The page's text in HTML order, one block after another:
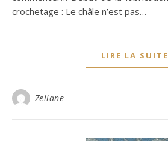
crochetage : Le châle n’est pas…
LIRE LA SUITE
Zeliane